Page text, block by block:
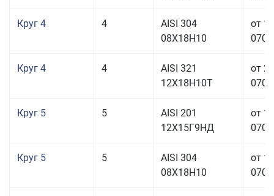
Круг 4 4
AISI 304
08Х18Н10
от
Круг 4 4
AISI 321
12Х18Н10Т
от
Круг 5 5
AISI 201
12Х15Г9НД
от
Круг 5 5
AISI 304
08Х18Н10
от